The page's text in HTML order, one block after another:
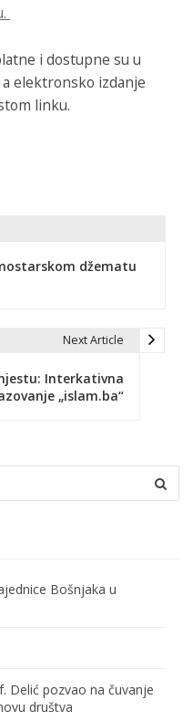
i dostupne su u
elektronsko izdanje
linku.
džematu
Next Article
Interkativna
„islam.ba“
Bošnjaka u
Delić pozvao na čuvanje
društva